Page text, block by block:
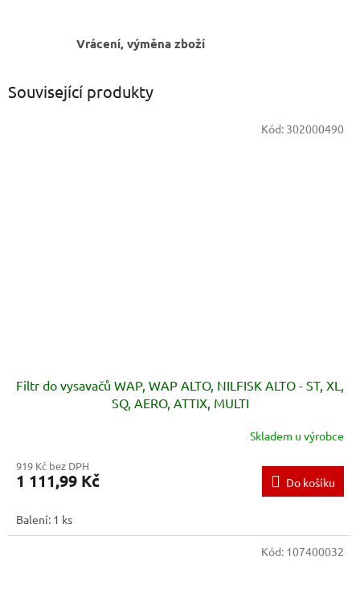
Vrácení, výměna zboží
Související produkty
Filtr do vysavačů WAP, WAP ALTO, NILFISK ALTO - ST, XL,
SQ, AERO, ATTIX, MULTI
Skladem u výrobce
919 Kč bez DPH
1 111,99 Kč Do košíku
Balení: 1 ks
Kód: 302000490
Kód: 107400032